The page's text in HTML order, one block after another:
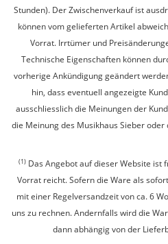
Stunden). Der Zwischenverkauf ist
können vom gelieferten Artikel
Vorrat. Irrtümer und
Technische Eigenschaften können
vorherige Ankündigung geändert
hin, dass eventuell angezeigte
ausschliesslich die Meinungen der
die Meinung des Musikhaus Sieber
(1) Das Angebot auf dieser Website ist
Vorrat reicht. Sofern die Ware als
mit einer Regelversandzeit von ca. 6
uns zu rechnen. Andernfalls wird die
dann abhängig von der